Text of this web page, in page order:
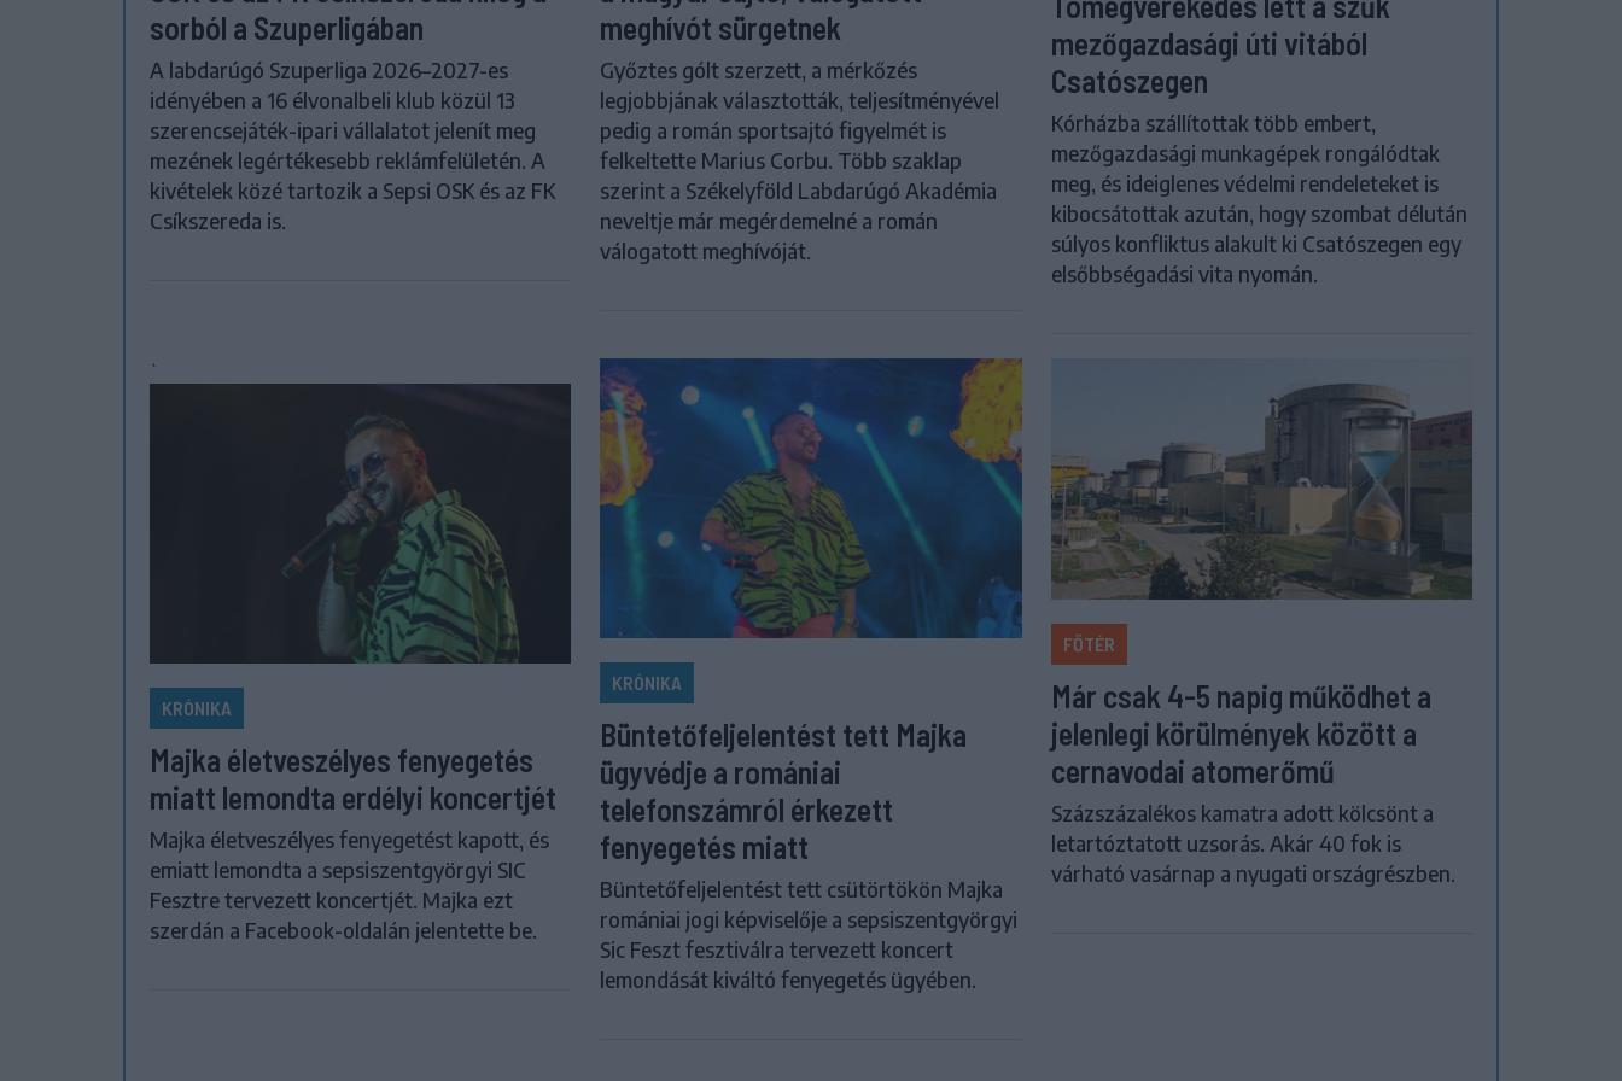
sorból a Szuperligában
A labdarúgó Szuperliga 2026–2027-es
idényében a 16 élvonalbeli klub közül 13
szerencsejáték-ipari vállalatot jelenít meg
mezének legértékesebb reklámfelületén. A
kivételek közé tartozik a Sepsi OSK és az FK
Csíkszereda is.
meghívót sürgetnek
Győztes gólt szerzett, a mérkőzés
legjobbjának választották, teljesítményével
pedig a román sportsajtó figyelmét is
felkeltette Marius Corbu. Több szaklap
szerint a Székelyföld Labdarúgó Akadémia
neveltje már megérdemelné a román
válogatott meghívóját.
mezőgazdasági úti vitából
Csatószegen
Kórházba szállítottak több embert,
mezőgazdasági munkagépek rongálódtak
meg, és ideiglenes védelmi rendeleteket is
kibocsátottak azután, hogy szombat délután
súlyos konfliktus alakult ki Csatószegen egy
elsőbbségadási vita nyomán.
`
KRÓNIKA
Majka életveszélyes fenyegetés
miatt lemondta erdélyi koncertjét
Majka életveszélyes fenyegetést kapott, és
emiatt lemondta a sepsiszentgyörgyi SIC
Fesztre tervezett koncertjét. Majka ezt
szerdán a Facebook-oldalán jelentette be.
KRÓNIKA
Büntetőfeljelentést tett Majka
ügyvédje a romániai
telefonszámról érkezett
fenyegetés miatt
Büntetőfeljelentést tett csütörtökön Majka
romániai jogi képviselője a sepsiszentgyörgyi
Sic Feszt fesztiválra tervezett koncert
lemondását kiváltó fenyegetés ügyében.
FŐTÉR
Már csak 4-5 napig működhet a
jelenlegi körülmények között a
cernavodai atomerőmű
Százszázalékos kamatra adott kölcsönt a
letartóztatott uzsorás. Akár 40 fok is
várható vasárnap a nyugati országrészben.